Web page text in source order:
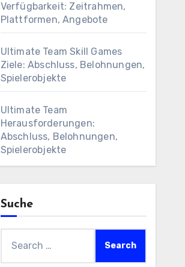
Verfügbarkeit: Zeitrahmen,
Plattformen, Angebote
Ultimate Team Skill Games
Ziele: Abschluss, Belohnungen,
Spielerobjekte
Ultimate Team
Herausforderungen:
Abschluss, Belohnungen,
Spielerobjekte
Suche
for: